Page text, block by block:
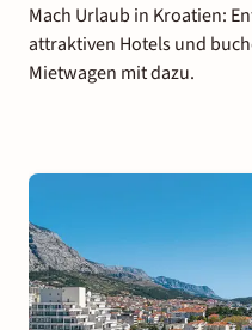
Mach Urlaub in Kroatien:
attraktiven Hotels und
Mietwagen mit dazu.